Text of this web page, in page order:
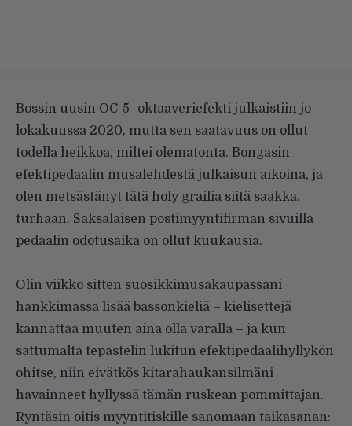
Bossin uusin OC-5 -oktaaveriefekti julkaistiin jo
lokakuussa 2020, mutta sen saatavuus on ollut
todella heikkoa, miltei olematonta. Bongasin
efektipedaalin musalehdestä julkaisun aikoina, ja
olen metsästänyt tätä holy grailia siitä saakka,
turhaan. Saksalaisen postimyyntifirman sivuilla
pedaalin odotusaika on ollut kuukausia.
Olin viikko sitten suosikkimusakaupassani
hankkimassa lisää bassonkieliä – kielisettejä
kannattaa muuten aina olla varalla – ja kun
sattumalta tepastelin lukitun efektipedaalihyllykön
ohitse, niin eivätkös kitarahaukansilmäni
havainneet hyllyssä tämän ruskean pommittajan.
Ryntäsin oitis myyntitiskille sanomaan taikasanan: